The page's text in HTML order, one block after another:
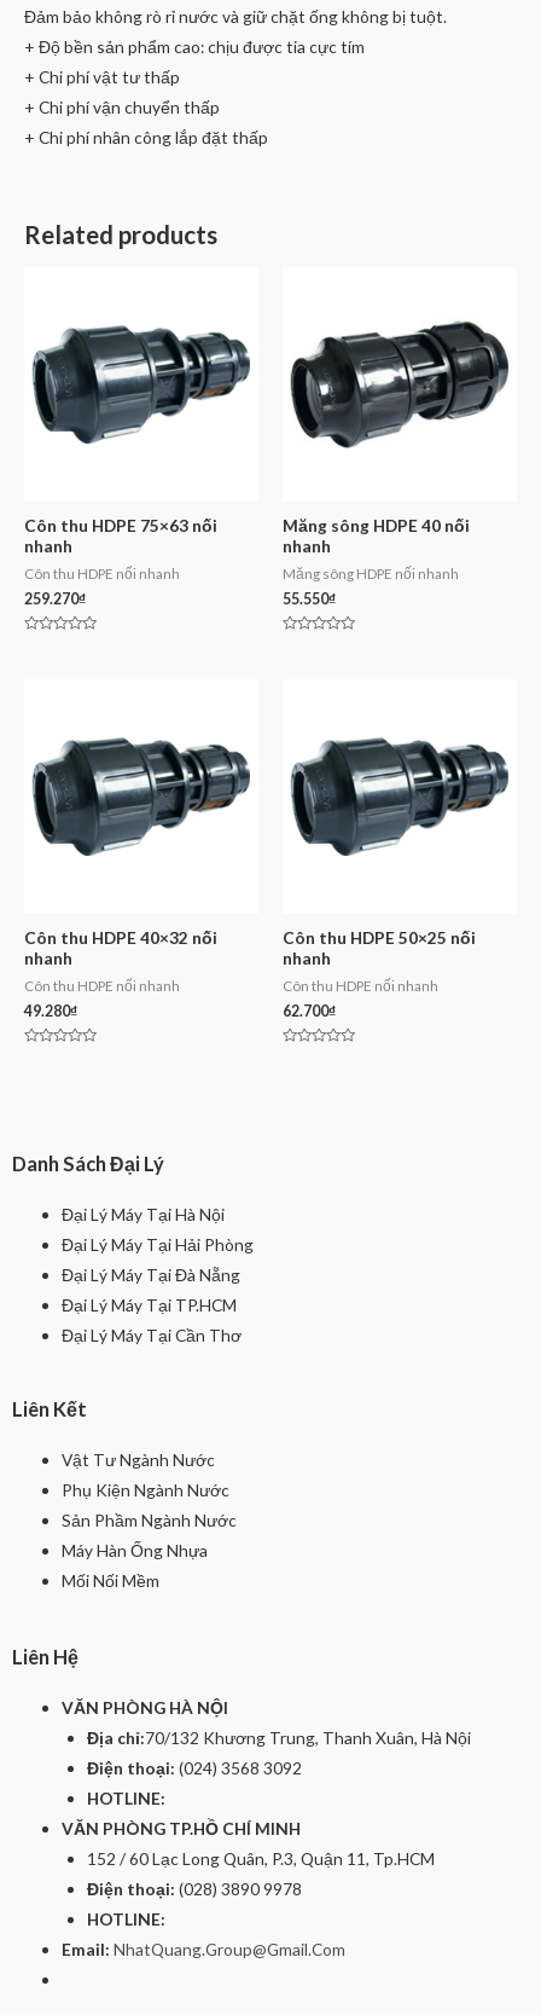
Đảm bảo không rò rỉ nước và giữ chặt ống không bị tuột.
+ Độ bền sản phẩm cao: chịu được tia cực tím
+ Chi phí vật tư thấp
+ Chi phí vận chuyển thấp
+ Chi phí nhân công lắp đặt thấp
Related products
Côn thu HDPE 75×63 nối
nhanh
Côn thu HDPE nối nhanh
259.270₫
Măng sông HDPE 40 nối
nhanh
Măng sông HDPE nối nhanh
55.550₫
Côn thu HDPE 40×32 nối
nhanh
Côn thu HDPE nối nhanh
49.280₫
Côn thu HDPE 50×25 nối
nhanh
Côn thu HDPE nối nhanh
62.700₫
Danh Sách Đại Lý
Đại Lý Máy Tại Hà Nội
Đại Lý Máy Tại Hải Phòng
Đại Lý Máy Tại Đà Nẵng
Đại Lý Máy Tại TP.HCM
Đại Lý Máy Tại Cần Thơ
Liên Kết
Vật Tư Ngành Nước
Phụ Kiện Ngành Nước
Sản Phầm Ngành Nước
Máy Hàn Ống Nhựa
Mối Nối Mềm
Liên Hệ
VĂN PHÒNG HÀ NỘI
Địa chỉ:70/132 Khương Trung, Thanh Xuân, Hà Nội
Điện thoại: (024) 3568 3092
HOTLINE:
VĂN PHÒNG TP.HỒ CHÍ MINH
152 / 60 Lạc Long Quân, P.3, Quận 11, Tp.HCM
Điện thoại: (028) 3890 9978
HOTLINE:
Email: NhatQuang.Group@Gmail.Com